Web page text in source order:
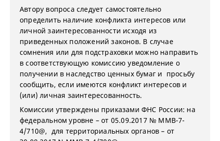
Автору вопроса следует самостоятельно
определить наличие конфликта интересов или
личной заинтересованности исходя из
приведенных положений законов. В случае
сомнения или для подстраховки можно направить
в соответствующую комиссию уведомление о
получении в наследство ценных бумаг и просьбу
сообщить, если имеются конфликт интересов и
(или) личная заинтересованность.
Комиссии утверждены приказами ФНС России: на
федеральном уровне – от 05.09.2017 № ММВ-7-
4/710@, для территориальных органов – от